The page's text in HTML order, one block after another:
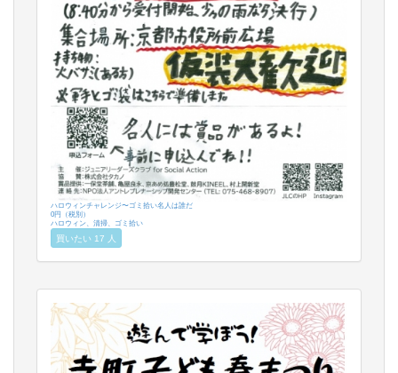
ハロウィンチャレンジ〜ゴミ拾い名人は誰だ
0円（税別）
ハロウィン、清掃、ゴミ拾い
買いたい 17 人